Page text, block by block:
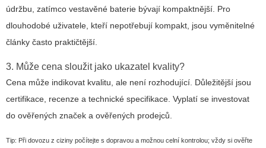
údržbu, zatímco vestavěné baterie bývají kompaktnější. Pro
dlouhodobé uživatele, kteří nepotřebují kompakt, jsou vyměnitelné
články často praktičtější.
3. Může cena sloužit jako ukazatel kvality?
Cena může indikovat kvalitu, ale není rozhodující. Důležitější jsou
certifikace, recenze a technické specifikace. Vyplatí se investovat
do ověřených značek a ověřených prodejců.
Tip: Při dovozu z ciziny počítejte s dopravou a možnou celní kontrolou; vždy si ověřte